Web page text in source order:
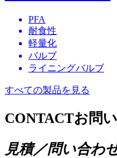
PFA
耐食性
軽量化
バルブ
ライニングバルブ
すべての製品を見る
CONTACTお問
見積／問い合わ